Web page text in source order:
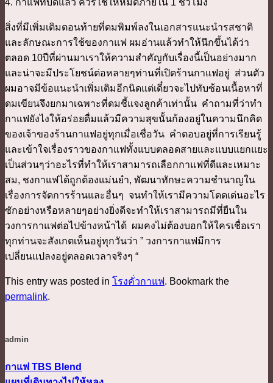
สิ่งที่มีเพิ่มเติมตอนท้ายที่ดมพิมพ์ลงในเอกสารแนะนำรสชาติ
และลักษณะการใช้ของกาแฟ ผมอ่านแล้วทำให้นึกขึ้นได้ว่า
ตลอด 10ปีที่ผ่านมาเราให้ความสำคัญกับเรื่องนี้เป็นอย่างมาก
และน่าจะมีประโยชน์ต่อหลายๆท่านที่เปิดร้านกาแฟอยู่ ส่วนตัว
ผมอาจมีข้อแนะนำเพิ่มเติมอีกนิดแต่เดี๋ยวจะไปทับซ้อนเนื้อหาที่
ดมเขียนจึงยกมาเฉพาะที่ดมชี้แจงลูกค้าเท่านั้น คำถามที่ว่าทำ
กาแฟยังไงให้อร่อยดื่มแล้วมีความสุขนั้นก้องอยู่ในความนึกคิด
ของเจ้าของร้านกาแฟอยู่ทุกเมื่อเชื่อวัน คำตอบอยู่ที่การเรียนรู้
และเข้าใจเรื่องราวของกาแฟทั้งแบบตลอดสายและแบบแยกแยะ
เป็นส่วนๆว่าอะไรที่ทำให้เราสามารถเลือกกาแฟที่ดีและเหมาะ
สม, ชงกาแฟได้ถูกต้องแม่นยำ, พัฒนาทักษะความชำนาญใน
เรื่องการจัดการร้านและอื่นๆ จนทำให้เรามีความโดดเด่นอะไร
ซักอย่างหรือหลายๆอย่างยิ่งดีจะทำให้เราสามารถมีที่ยืนใน
วงการกาแฟต่อไปข้างหน้าได้ ผมคงไม่ต้องบอกให้ใครเชื่อเรา
ทุกท่านจะสังเกตเห็นอยู่ทุกวันว่า ” วงการกาแฟมีการ
เปลี่ยนแปลงอยู่ตลอดเวลาจริงๆ “
This entry was posted in โรงคั่วกาแฟ. Bookmark the
permalink.
admin
กาแฟ TBS Blend